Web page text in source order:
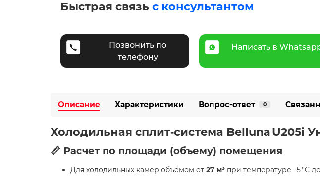
Быстрая связь с консультантом
Позвонить по
телефону
Написать в
Описание Характеристики Вопрос-ответ 0
Холодильная сплит‑система Belluna U205i
📏 Расчет по площади (объему) помещения
Для холодильных камер объёмом от 27 м³ при температуре –5 °C до